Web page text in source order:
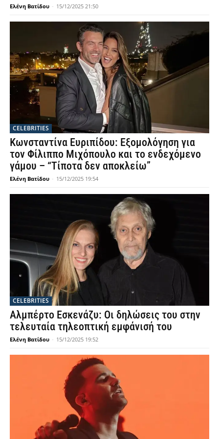
Ελένη Βατίδου - 15/12/2025 21:50
CELEBRITIES
Κωνσταντίνα Ευριπίδου: Εξομολόγηση για
τον Φίλιππο Μιχόπουλο και το ενδεχόμενο
γάμου – “Τίποτα δεν αποκλείω”
Ελένη Βατίδου - 15/12/2025 19:54
CELEBRITIES
Αλμπέρτο Εσκενάζυ: Οι δηλώσεις του στην
τελευταία τηλεοπτική εμφάνισή του
Ελένη Βατίδου - 15/12/2025 19:52